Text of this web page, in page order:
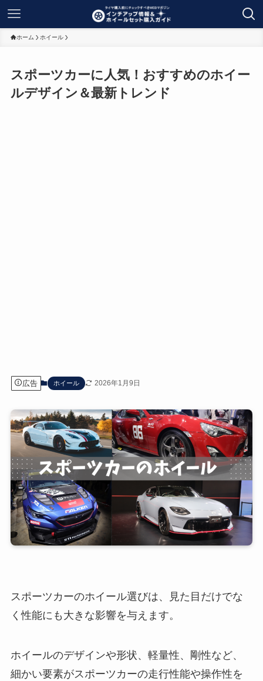
ホーム ホイール
スポーツカーに人気！おすすめのホイー
ルデザイン＆最新トレンド
広告 ホイール 2026年1月9日
スポーツカーのホイール選びは、見た目だけでな
く性能にも大きな影響を与えます。
ホイールのデザインや形状、軽量性、剛性など、
細かい要素がスポーツカーの走行性能や操作性を